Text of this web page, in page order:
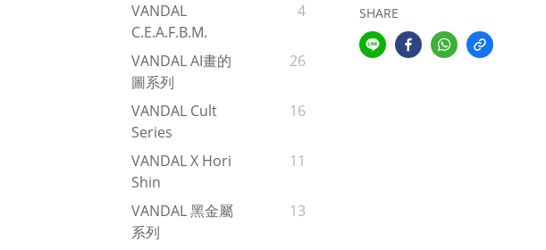
VANDAL
C.E.A.F.B.M.
4
VANDAL AI畫的
圖系列
26
VANDAL Cult
Series
16
VANDAL X Hori
Shin
11
VANDAL 黑金屬
系列
13
SHARE